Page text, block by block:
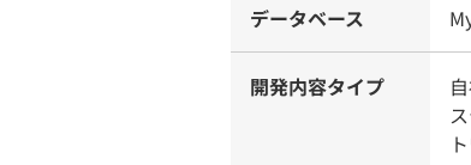
データベース
開発内容タイプ